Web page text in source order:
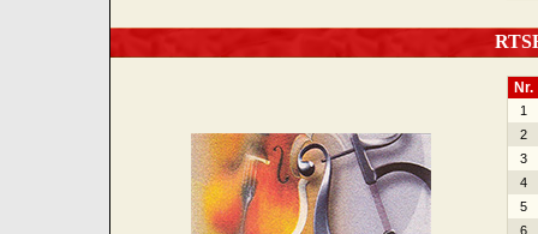
Nr.
1
2
3
4
5
6